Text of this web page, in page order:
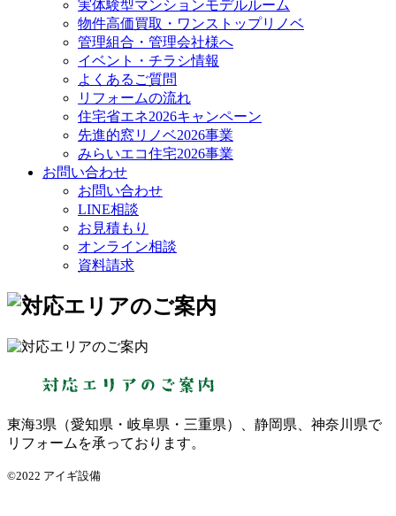
実体験型マンションモデルルーム
物件高価買取・ワンストップリノベ
管理組合・管理会社様へ
イベント・チラシ情報
よくあるご質問
リフォームの流れ
住宅省エネ2026キャンペーン
先進的窓リノベ2026事業
みらいエコ住宅2026事業
お問い合わせ
お問い合わせ
LINE相談
お見積もり
オンライン相談
資料請求
東海3県（愛知県・岐阜県・三重県）、静岡県、神奈川県で
リフォームを承っております。
©2022 アイギ設備